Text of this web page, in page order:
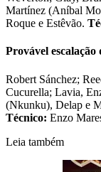
Martínez (Aníbal
Roque e Estêvão.
Provável escalação
Robert Sánchez;
Cucurella; Lavia,
(Nkunku), Delap e
Técnico: Enzo
Leia também